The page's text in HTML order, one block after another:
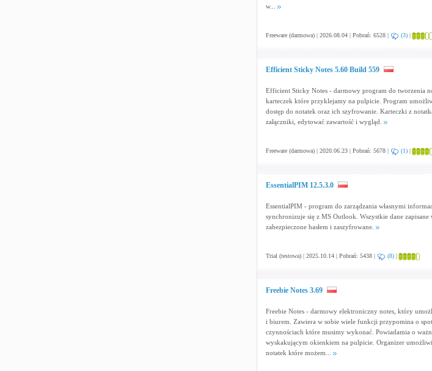
w...
Freeware (darmowa) | 2026.08.04 | Pobrań: 6528 | (3)|
Efficient Sticky Notes 5.60 Build 559
Efficient Sticky Notes - darmowy program do tworzenia
karteczek które przyklejamy na pulpicie. Program
dostęp do notatek oraz ich szyfrowanie. Karteczki z
załączniki, edytować zawartość i wygląd.
Freeware (darmowa) | 2020.06.23 | Pobrań: 5678 | (1)|
EssentialPIM 12.5.3.0
EssentialPIM - program do zarządzania własnymi
synchronizuje się z MS Outlook. Wszystkie dane
zabezpieczone hasłem i zaszyfrowane.
Trial (testowa) | 2025.10.14 | Pobrań: 5438 | (8)|
Freebie Notes 3.69
Freebie Notes - darmowy elektroniczny notes, który
i biurem. Zawiera w sobie wiele funkcji przypomina o
czynnościach które musimy wykonać. Powiadamia o
wyskakującym okienkiem na pulpicie. Organizer
notatek które możem...